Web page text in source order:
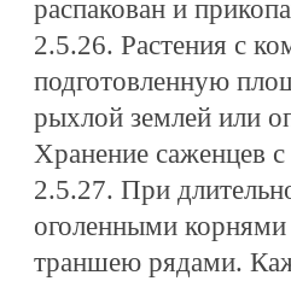
распакован и
2.5.26. Растения с
подготовленную
рыхлой землей или
Хранение саженцев
2.5.27. При
оголенными корнями
траншею рядами.